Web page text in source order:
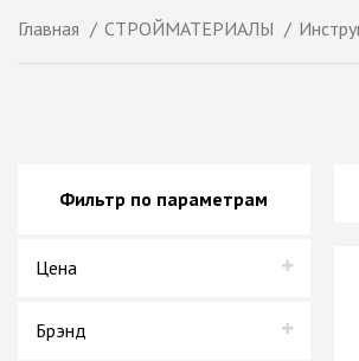
Главная СТРОЙМАТЕРИАЛЫ
Фильтр по параметрам
Цена
Брэнд